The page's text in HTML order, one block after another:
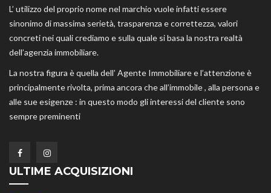
L’ utilizzo del proprio nome nel marchio vuole infatti essere
sinonimo di massima serietà, trasparenza e correttezza, valori
concreti nei quali crediamo e sulla quale si basa la nostra realtà
dell’agenzia immobiliare.
La nostra figura è quella dell’ Agente Immobiliare e l’attenzione è
principalmente rivolta, prima ancora che all’immobile , alla persona e
alle sue esigenze : in questo modo gli interessi del cliente sono
sempre preminenti
ULTIME ACQUISIZIONI